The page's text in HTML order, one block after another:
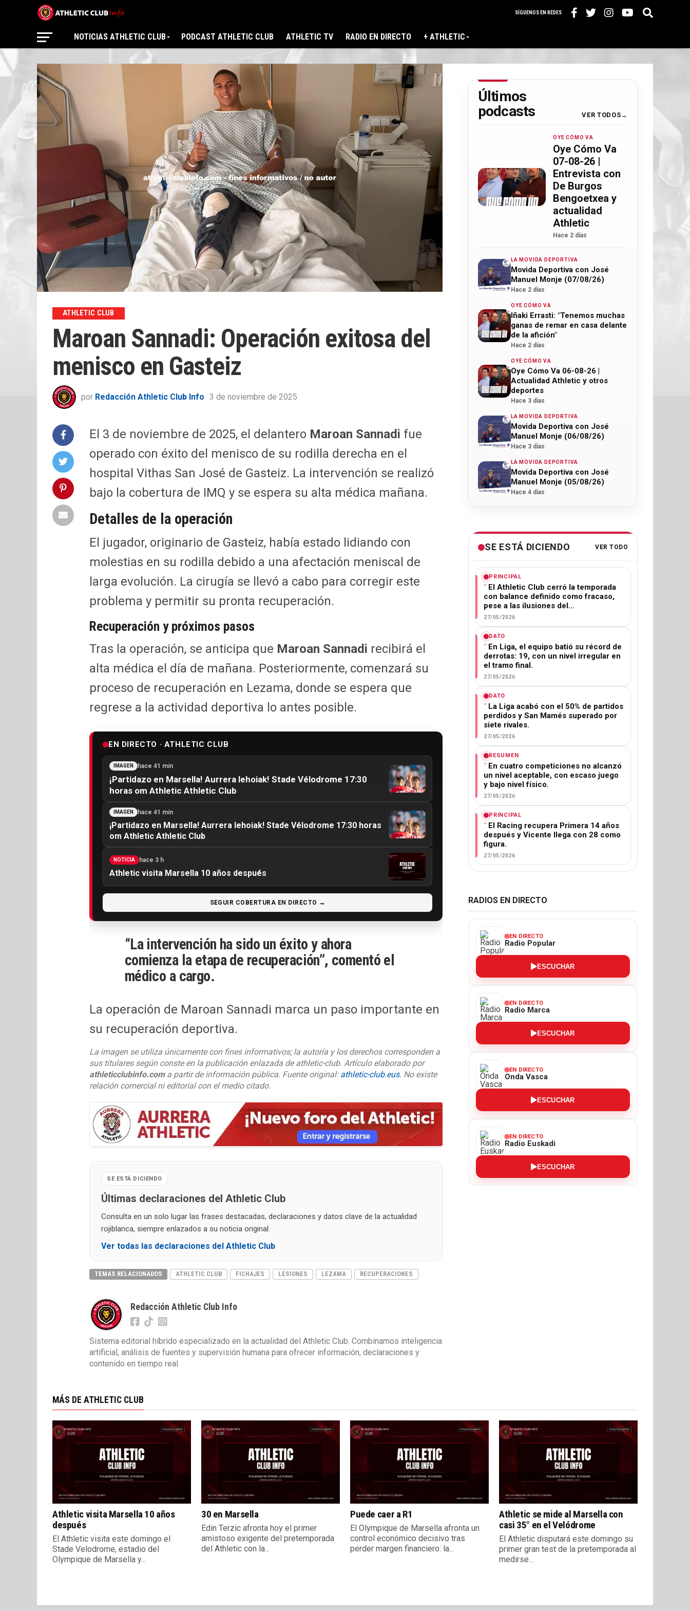
SÍGUENOS EN REDES
NOTICIAS ATHLETIC CLUB PODCAST ATHLETIC CLUB ATHLETIC TV RADIO EN DIRECTO + ATHLETIC
ATHLETIC CLUB
Maroan Sannadi: Operación exitosa del
menisco en Gasteiz
por Redacción Athletic Club Info 3 de noviembre de 2025
El 3 de noviembre de 2025, el delantero Maroan Sannadi fue
operado con éxito del menisco de su rodilla derecha en el
hospital Vithas San José de Gasteiz. La intervención se realizó
bajo la cobertura de IMQ y se espera su alta médica mañana.
Detalles de la operación
El jugador, originario de Gasteiz, había estado lidiando con
molestias en su rodilla debido a una afectación meniscal de
larga evolución. La cirugía se llevó a cabo para corregir este
problema y permitir su pronta recuperación.
Recuperación y próximos pasos
Tras la operación, se anticipa que Maroan Sannadi recibirá el
alta médica el día de mañana. Posteriormente, comenzará su
proceso de recuperación en Lezama, donde se espera que
regrese a la actividad deportiva lo antes posible.
EN DIRECTO · ATHLETIC CLUB
IMAGEN hace 41 min
¡Partidazo en Marsella! Aurrera lehoiak! Stade Vélodrome 17:30
horas om Athletic Athletic Club
IMAGEN hace 41 min
¡Partidazo en Marsella! Aurrera lehoiak! Stade Vélodrome 17:30 horas
om Athletic Athletic Club
NOTICIA hace 3 h
Athletic visita Marsella 10 años después
SEGUIR COBERTURA EN DIRECTO →
“La intervención ha sido un éxito y ahora
comienza la etapa de recuperación”, comentó el
médico a cargo.
La operación de Maroan Sannadi marca un paso importante en
su recuperación deportiva.
La imagen se utiliza únicamente con fines informativos; la autoría y los derechos corresponden a
sus titulares según conste en la publicación enlazada de athletic-club. Artículo elaborado por
athleticclubinfo.coma partir de información pública. Fuente original: athletic-club.eus. No existe
relación comercial ni editorial con el medio citado.
SE ESTÁ DICIENDO
Últimas declaraciones del Athletic Club
Consulta en un solo lugar las frases destacadas, declaraciones y datos clave de la actualidad
rojiblanca, siempre enlazados a su noticia original.
Ver todas las declaraciones del Athletic Club
TEMAS RELACIONADOS ATHLETIC CLUB FICHAJES LESIONES LEZAMA RECUPERACIONES
Redacción Athletic Club Info
Sistema editorial híbrido especializado en la actualidad del Athletic Club. Combinamos inteligencia
artificial, análisis de fuentes y supervisión humana para ofrecer información, declaraciones y
contenido en tiempo real.
Últimos
podcasts
VER TODOS
OYE CÓMO VA
Oye Cómo Va
07-08-26 |
Entrevista con
De Burgos
Bengoetxea y
actualidad
Athletic
Hace 2 días
LA MOVIDA DEPORTIVA
Movida Deportiva con José
Manuel Monje (07/08/26)
Hace 2 días
OYE CÓMO VA
Iñaki Errasti: "Tenemos muchas
ganas de remar en casa delante
de la afición"
Hace 2 días
OYE CÓMO VA
Oye Cómo Va 06-08-26 |
Actualidad Athletic y otros
deportes
Hace 3 días
LA MOVIDA DEPORTIVA
Movida Deportiva con José
Manuel Monje (06/08/26)
Hace 3 días
LA MOVIDA DEPORTIVA
Movida Deportiva con José
Manuel Monje (05/08/26)
Hace 4 días
SE ESTÁ DICIENDO VER TODO
PRINCIPAL
El Athletic Club cerró la temporada
con balance definido como fracaso,
pese a las ilusiones del…
27/05/2026
DATO
En Liga, el equipo batió su récord de
derrotas: 19, con un nivel irregular en
el tramo final.
27/05/2026
DATO
La Liga acabó con el 50% de partidos
perdidos y San Mamés superado por
siete rivales.
27/05/2026
RESUMEN
En cuatro competiciones no alcanzó
un nivel aceptable, con escaso juego
y bajo nivel físico.
27/05/2026
PRINCIPAL
El Racing recupera Primera 14 años
después y Vicente llega con 28 como
figura.
27/05/2026
RADIOS EN DIRECTO
EN DIRECTO
Radio Popular
ESCUCHAR
EN DIRECTO
Radio Marca
ESCUCHAR
EN DIRECTO
Onda Vasca
ESCUCHAR
EN DIRECTO
Radio Euskadi
ESCUCHAR
MÁS DE ATHLETIC CLUB
Athletic visita Marsella 10 años
después
El Athletic visita este domingo el
Stade Velodrome, estadio del
Olympique de Marsella y...
30 en Marsella
Edin Terzic afronta hoy el primer
amistoso exigente del pretemporada
del Athletic con la...
Puede caer a R1
El Olympique de Marsella afronta un
control económico decisivo tras
perder margen financiero: la...
Athletic se mide al Marsella con
casi 35° en el Velódrome
El Athletic disputará este domingo su
primer gran test de la pretemporada al
medirse...